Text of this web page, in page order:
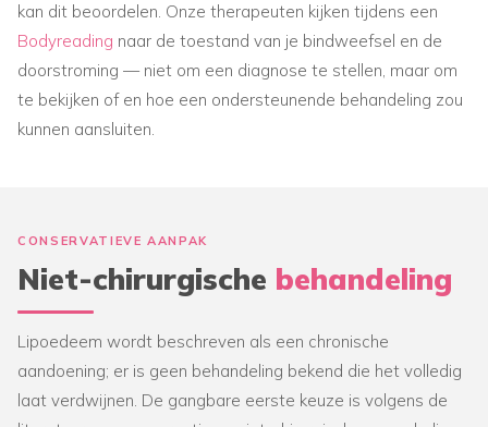
kan dit beoordelen. Onze therapeuten kijken tijdens een
Bodyreading naar de toestand van je bindweefsel en de
doorstroming — niet om een diagnose te stellen, maar om
te bekijken of en hoe een ondersteunende behandeling zou
kunnen aansluiten.
CONSERVATIEVE AANPAK
Niet-chirurgische behandeling
Lipoedeem wordt beschreven als een chronische
aandoening; er is geen behandeling bekend die het volledig
laat verdwijnen. De gangbare eerste keuze is volgens de